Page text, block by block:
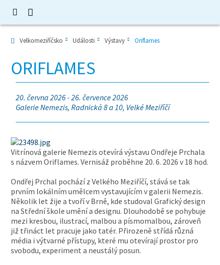
Velkomeziříčsko Události Výstavy Oriflames
ORIFLAMES
20. června 2026 - 26. července 2026
Galerie Nemezis, Radnická 8 a 10, Velké Meziříčí
Vitrínová galerie Nemezis otevírá výstavu Ondřeje Prchala
s názvem Oriflames. Vernisáž proběhne 20. 6. 2026 v 18 hod.
Ondřej Prchal pochází z Velkého Meziříčí, stává se tak
prvním lokálním umělcem vystavujícím v galerii Nemezis.
Několik let žije a tvoří v Brně, kde studoval Grafický design
na Střední škole umění a designu. Dlouhodobě se pohybuje
mezi kresbou, ilustrací, malbou a písmomalbou, zároveň
již třináct let pracuje jako tatér. Přirozeně střídá různá
média i výtvarné přístupy, které mu otevírají prostor pro
svobodu, experiment a neustálý posun.